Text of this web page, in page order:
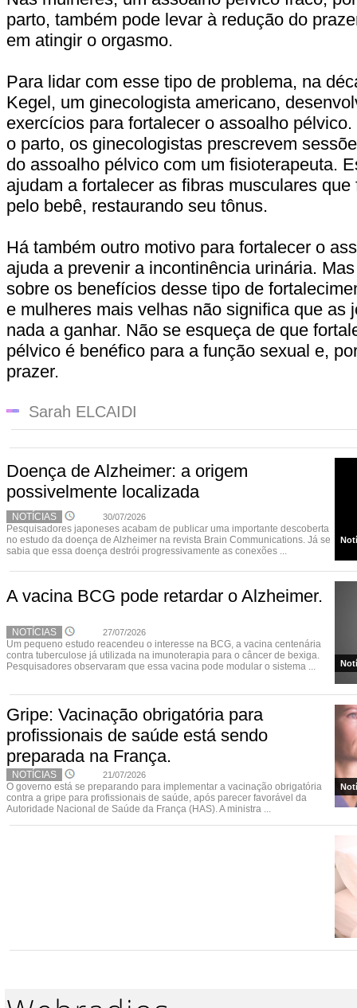
parto, também pode levar à redução do
em atingir o orgasmo.
Para lidar com esse tipo de problema, na
Kegel, um ginecologista americano,
exercícios para fortalecer o assoalho
o parto, os ginecologistas prescrevem
do assoalho pélvico com um fisioterapeuta.
ajudam a fortalecer as fibras musculares
pelo bebê, restaurando seu tônus.
Há também outro motivo para fortalecer o
ajuda a prevenir a incontinência urinária.
sobre os benefícios desse tipo de
e mulheres mais velhas não significa que as
nada a ganhar. Não se esqueça de que
pélvico é benéfico para a função sexual e,
prazer.
Sarah ELCAIDI
Doença de Alzheimer: a origem
possivelmente localizada
NOTÍCIAS 30/07/2026
Pesquisadores japoneses acabam de publicar uma importante descoberta
no estudo da doença de Alzheimer na revista Brain Communications. Já se
sabia que essa doença destrói progressivamente as conexões ...
A vacina BCG pode retardar o Alzheimer.
NOTÍCIAS 27/07/2026
Um pequeno estudo reacendeu o interesse na BCG, a vacina centenária
contra tuberculose já utilizada na imunoterapia para o câncer de bexiga.
Pesquisadores observaram que essa vacina pode modular o sistema ...
Gripe: Vacinação obrigatória para
profissionais de saúde está sendo
preparada na França.
NOTÍCIAS 21/07/2026
O governo está se preparando para implementar a vacinação obrigatória
contra a gripe para profissionais de saúde, após parecer favorável da
Autoridade Nacional de Saúde da França (HAS). A ministra ...